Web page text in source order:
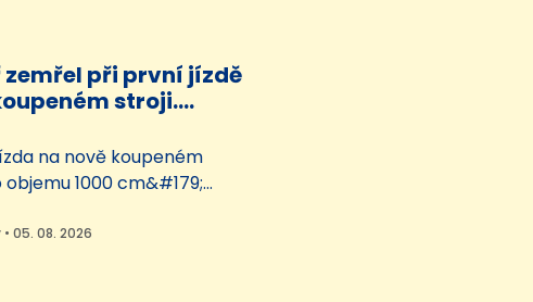
při první jízdě
stroji.
na nově koupeném
1000 cm&#179;
Motorkář zemřel po
05. 08. 2026